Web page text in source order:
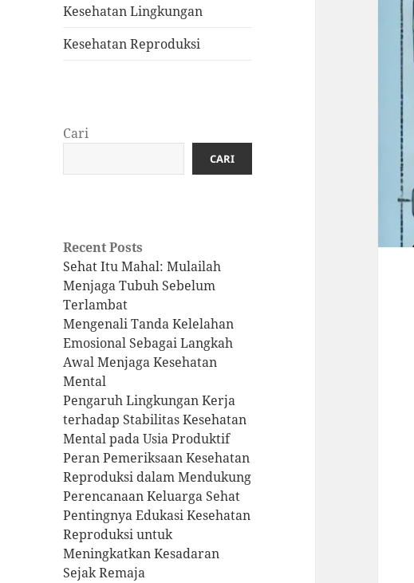
Kesehatan Lingkungan
Kesehatan Reproduksi
Cari
CARI
Recent Posts
Sehat Itu Mahal: Mulailah
Menjaga Tubuh Sebelum
Terlambat
Mengenali Tanda Kelelahan
Emosional Sebagai Langkah
Awal Menjaga Kesehatan
Mental
Pengaruh Lingkungan Kerja
terhadap Stabilitas Kesehatan
Mental pada Usia Produktif
Peran Pemeriksaan Kesehatan
Reproduksi dalam Mendukung
Perencanaan Keluarga Sehat
Pentingnya Edukasi Kesehatan
Reproduksi untuk
Meningkatkan Kesadaran
Sejak Remaja